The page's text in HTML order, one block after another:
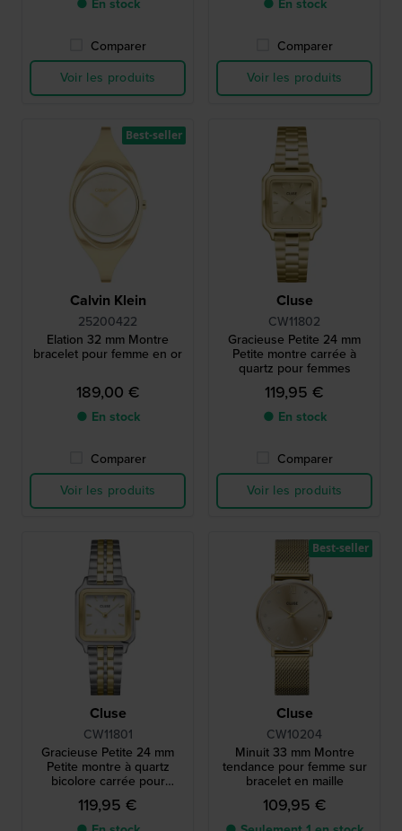
● En stock
Comparer
Voir les produits
● En stock
Comparer
Voir les produits
Calvin Klein
25200422
Elation 32 mm Montre
bracelet pour femme en or
189,00 €
● En stock
Comparer
Voir les produits
Best-seller
Cluse
CW11802
Gracieuse Petite 24 mm
Petite montre carrée à
quartz pour femmes
119,95 €
● En stock
Comparer
Voir les produits
Cluse
CW11801
Gracieuse Petite 24 mm
Petite montre à quartz
bicolore carrée pour
femmes
119,95 €
Cluse
CW10204
Minuit 33 mm Montre
tendance pour femme sur
bracelet en maille
109,95 €
Best-seller